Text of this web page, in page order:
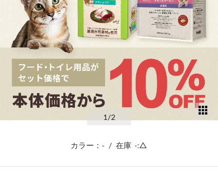
1/2
カラー：- / 在庫 -:△